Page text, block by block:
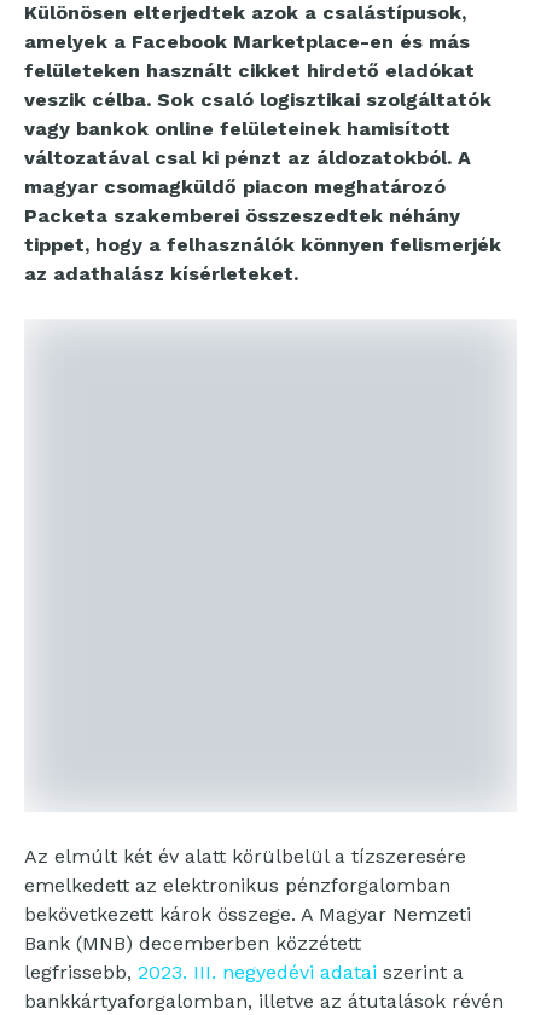
Különösen elterjedtek azok a csalástípusok,
amelyek a Facebook Marketplace-en és más
felületeken használt cikket hirdető eladókat
veszik célba. Sok csaló logisztikai szolgáltatók
vagy bankok online felületeinek hamisított
változatával csal ki pénzt az áldozatokból. A
magyar csomagküldő piacon meghatározó
Packeta szakemberei összeszedtek néhány
tippet, hogy a felhasználók könnyen felismerjék
az adathalász kísérleteket.
Az elmúlt két év alatt körülbelül a tízszeresére
emelkedett az elektronikus pénzforgalomban
bekövetkezett károk összege. A Magyar Nemzeti
Bank (MNB) decemberben közzétett
legfrissebb, 2023. III. negyedévi adatai szerint a
bankkártyaforgalomban, illetve az átutalások révén